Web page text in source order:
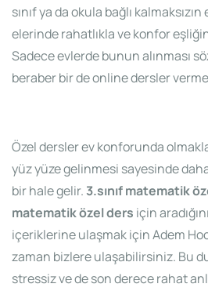
sınıf ya da okula bağlı
elerinde rahatlıkla ve konfor
Sadece evlerde bunun alınması
beraber bir de online dersler
Özel dersler ev konforunda
yüz yüze gelinmesi sayesinde
bir hale gelir. 3.sınıf matematik
matematik özel ders için
içeriklerine ulaşmak için Adem
zaman bizlere ulaşabilirsiniz. Bu
stressiz ve de son derece rahat